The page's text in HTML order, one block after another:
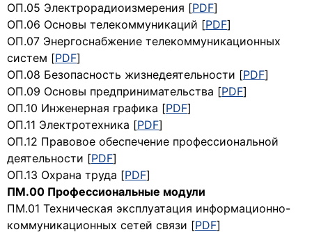
ОП.05 Электрорадиоизмерения [PDF]
ОП.06 Основы телекоммуникаций [PDF]
ОП.07 Энергоснабжение телекоммуникационных
систем [PDF]
ОП.08 Безопасность жизнедеятельности [PDF]
ОП.09 Основы предпринимательства [PDF]
ОП.10 Инженерная графика [PDF]
ОП.11 Электротехника [PDF]
ОП.12 Правовое обеспечение профессиональной
деятельности [PDF]
ОП.13 Охрана труда [PDF]
ПМ.00 Профессиональные модули
ПМ.01 Техническая эксплуатация информационно-
коммуникационных сетей связи [PDF]